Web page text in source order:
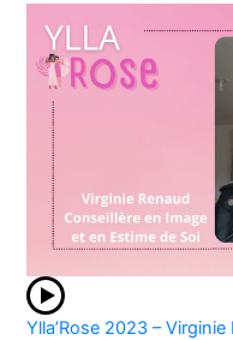
Ylla’Rose 2023 –